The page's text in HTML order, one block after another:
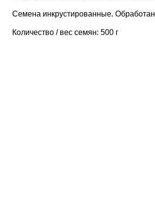
Семена инкрустированные.
Количество / вес семян: 500 г